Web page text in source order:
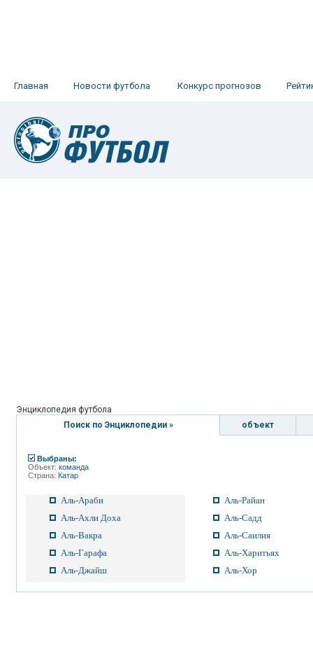
Главная Новости футбола Конкурс прогнозов
Энциклопедия футбола
Поиск по Энциклопедии »
объект
Выбраны:
Объект: команда
Страна: Катар
Аль-Араби
Аль-Ахли Доха
Аль-Вакра
Аль-Гарафа
Аль-Джайш
Аль-Райан
Аль-Садд
Аль-Саилия
Аль-Харитьях
Аль-Хор